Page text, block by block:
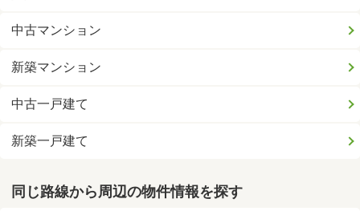
中古マンション
新築マンション
中古一戸建て
新築一戸建て
同じ路線から周辺の物件情報を探す